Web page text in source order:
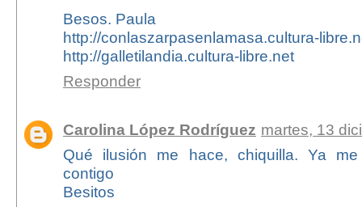
Besos. Paula
http://conlaszarpasenlamasa.cultura-
http://galletilandia.cultura-libre.net
Responder
Carolina López Rodríguez martes, 13
Qué ilusión me hace, chiquilla. Ya
contigo
Besitos